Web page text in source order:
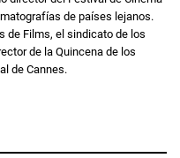
de países lejanos.
de Films, el sindicato de los
de la Quincena de los
de Cannes.